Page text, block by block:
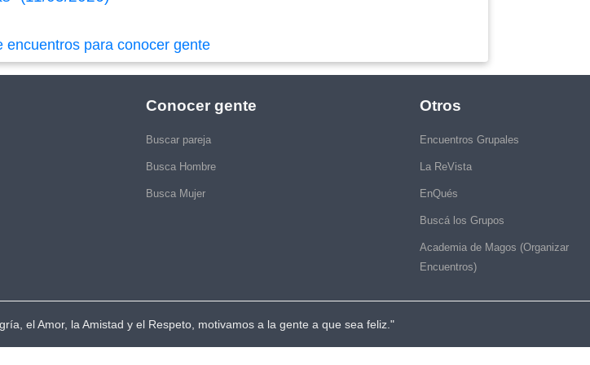
encuentros para conocer gente
Conocer gente
Buscar pareja
Busca Hombre
Busca Mujer
Otros
Encuentros Grupales
La ReVista
EnQués
Buscá los Grupos
Academia de Magos (Organizar
Encuentros)
el Amor, la Amistad y el Respeto, motivamos a la gente a que sea feliz."